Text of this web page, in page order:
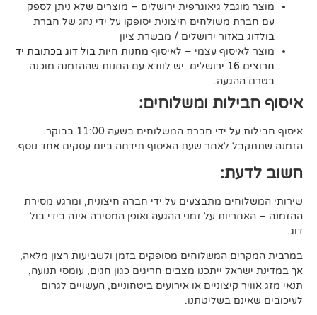
גיאוגרפית ירושלים – מוצרים שלא ניתן לספק
חיצונית יסופקו על ידי נהג של חברת
ירושלים / מבשרת ציון
עצמי – לאיסוףמחנות חיות בול דוג בכתובת יד
. יש לוודא עם החנות שההזמנה מוכנה
ומשלוחים:
חברת המשלוחים בשעה 11:00 בבוקר.
לאחר שעת האיסוף תידחה ביום עסקים אחד נוסף.
מתבצעים על ידי חברה חיצונית, ומרגע מסירת
על זמני ההגעה ואופן המסירה אינה בידי בול
המשלוחים מסופקים בזמן ולשביעות רצון מלאה,
ייתכנו מצבים חריגים כגון חגים, עומסי תנועה,
או אירועים ביטחוניים, העשויים לגרום
בשליטתנו.